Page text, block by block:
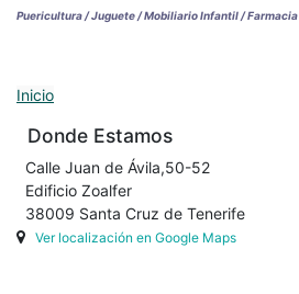
Puericultura / Juguete / Mobiliario Infantil / Farmacia
Inicio
Donde Estamos
Calle Juan de Ávila,50-52
Edificio Zoalfer
38009 Santa Cruz de Tenerife
Ver localización en Google Maps